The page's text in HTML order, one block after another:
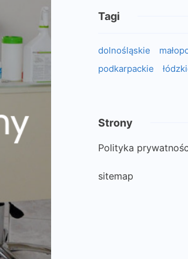
Tagi
dolnośląskie
podkarpackie
Strony
Polityka
sitemap